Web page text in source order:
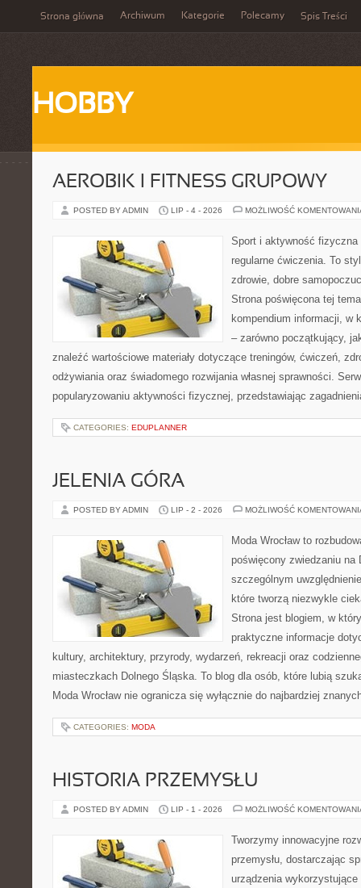
Strona główna Archiwum Kategorie Polecamy Spis Treści
HOBBY
AEROBIK I FITNESS GRUPOWY
POSTED BY ADMIN LIP - 4 - 2026 MOŻLIWOŚĆ
Sport i aktywność
regularne ćwiczenia. To
zdrowie, dobre
Strona poświęcona tej
kompendium informacji, w
– zarówno początkujący,
znaleźć wartościowe materiały dotyczące treningów, ćwiczeń,
odżywiania oraz świadomego rozwijania własnej sprawności.
popularyzowaniu aktywności fizycznej, przedstawiając
CATEGORIES: EDUPLANNER
JELENIA GÓRA
POSTED BY ADMIN LIP - 2 - 2026 MOŻLIWOŚĆ
Moda Wrocław to
poświęcony zwiedzaniu na
szczególnym
które tworzą niezwykle
Strona jest blogiem, w
praktyczne informacje
kultury, architektury, przyrody, wydarzeń, rekreacji oraz
miasteczkach Dolnego Śląska. To blog dla osób, które lubią
Moda Wrocław nie ogranicza się wyłącznie do najbardziej
CATEGORIES: MODA
HISTORIA PRZEMYSŁU
POSTED BY ADMIN LIP - 1 - 2026 MOŻLIWOŚĆ
Tworzymy innowacyjne
przemysłu, dostarczając
urządzenia